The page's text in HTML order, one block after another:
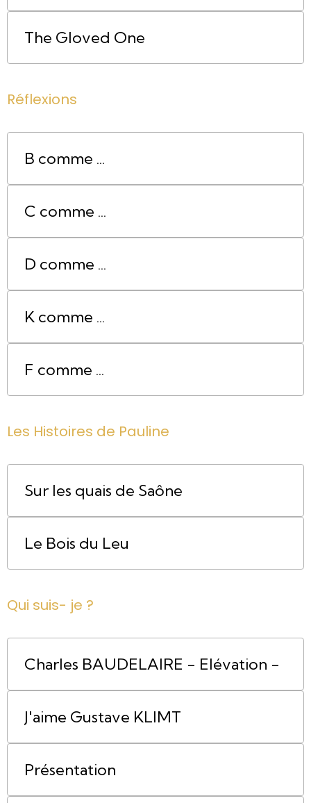
The Gloved One
Réflexions
B comme ...
C comme ...
D comme ...
K comme ...
F comme ...
Les Histoires de Pauline
Sur les quais de Saône
Le Bois du Leu
Qui suis- je ?
Charles BAUDELAIRE - Elévation -
J'aime Gustave KLIMT
Présentation